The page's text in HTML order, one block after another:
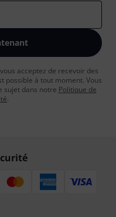
acceptez de recevoir des
possible à tout moment. Vous
sujet dans notre Politique de
.